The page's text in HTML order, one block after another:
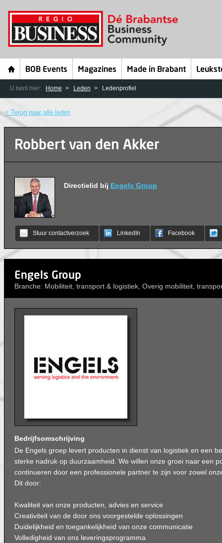
BOB Events Magazines Made in Brabant
U bent hier: Home Leden Ledenprofiel
< Terug naar alle leden
Robbert van den Akker
Directielid bij Engels Group
Stuur contactverzoek LinkedIn Facebook
Engels Group
Branche: Mobiliteit, transport & logistiek, Overig mobiliteit,
Bedrijfsomschrijving
De Engels groep levert producten in dienst van logistiek en een
sterke nadruk op duurzaamheid. We willen onze groei naar een
continueren door een professionele partner te zijn voor zowel
Dit door:
Kwaliteit van onze producten, advies en service
Creativiteit van de door ons voorgestelde oplossingen
Duidelijkheid en toegankelijkheid van onze communicatie
Volledigheid van ons leveringsprogramma